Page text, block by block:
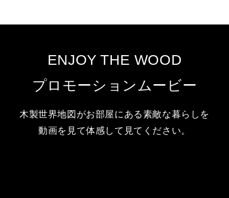
ENJOY THE WOOD
プロモーションムービー
木製世界地図がお部屋にある素敵な暮らしを
動画を見て体感して見てください。